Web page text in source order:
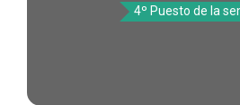
4º Puesto de la